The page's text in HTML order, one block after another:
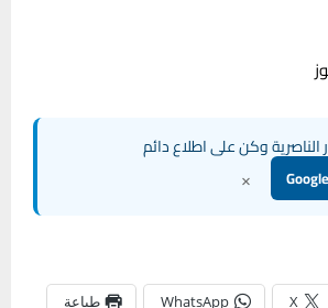
الناصرية وكن على اطلاع دائم
×
X
WhatsApp طباعة